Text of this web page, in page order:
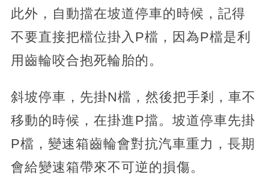
此外，自動擋在坡道停車的時候，記得
不要直接把檔位掛入P檔，因為P檔是利
用齒輪咬合抱死輪胎的。
斜坡停車，先掛N檔，然後把手剎，車不
移動的時候，在掛進P擋。坡道停車先掛
P檔，變速箱齒輪會對抗汽車重力，長期
會給變速箱帶來不可逆的損傷。